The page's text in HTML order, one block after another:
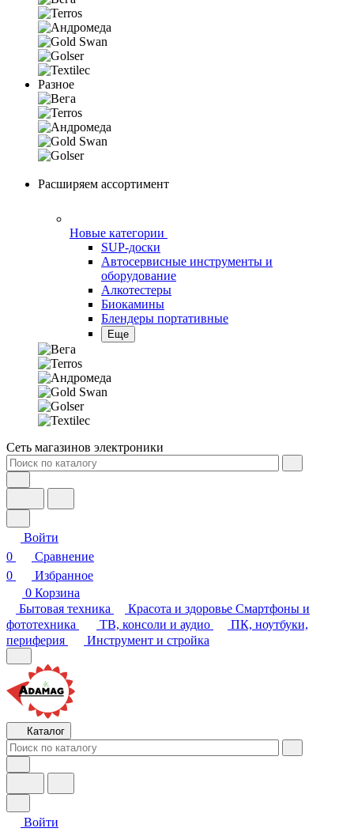
Разное
Расширяем ассортимент
Автосервисные инструменты и
оборудование
Алкотестеры
Биокамины
Блендеры портативные
Еще
Сеть магазинов электроники
Сравнение
0
Избранное
Корзина
Бытовая техника
фототехника
ТВ, консоли и аудио
ПК, ноутбуки,
периферия
Инструмент и стройка
Каталог
Сравнение